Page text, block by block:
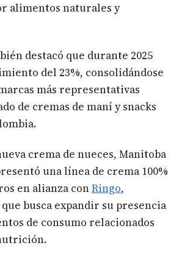
alimentos naturales y
destacó que durante 2025
del 23%, consolidándose
más representativas
de cremas de maní y snacks
crema de nueces, Manitoba
una línea de crema 100%
en alianza conRingo,
busca expandir su presencia
de consumo relacionados